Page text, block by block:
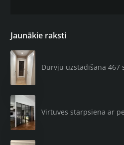
Jaunākie raksti
Durvju uzstādīšana
Virtuves starpsiena ar